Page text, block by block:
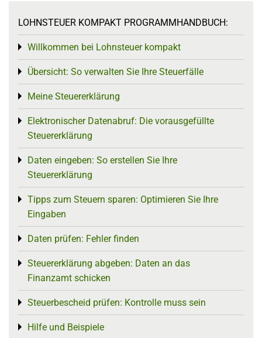
LOHNSTEUER KOMPAKT PROGRAMMHANDBUCH:
Willkommen bei Lohnsteuer kompakt
Toggle menu
Übersicht: So verwalten Sie Ihre Steuerfälle
Toggle menu
Meine Steuererklärung
Toggle menu
Elektronischer Datenabruf: Die vorausgefüllte
Steuererklärung
Toggle menu
Daten eingeben: So erstellen Sie Ihre
Steuererklärung
Toggle menu
Tipps zum Steuern sparen: Optimieren Sie Ihre
Eingaben
Toggle menu
Daten prüfen: Fehler finden
Toggle menu
Steuererklärung abgeben: Daten an das
Finanzamt schicken
Toggle menu
Steuerbescheid prüfen: Kontrolle muss sein
Toggle menu
Hilfe und Beispiele
Toggle menu